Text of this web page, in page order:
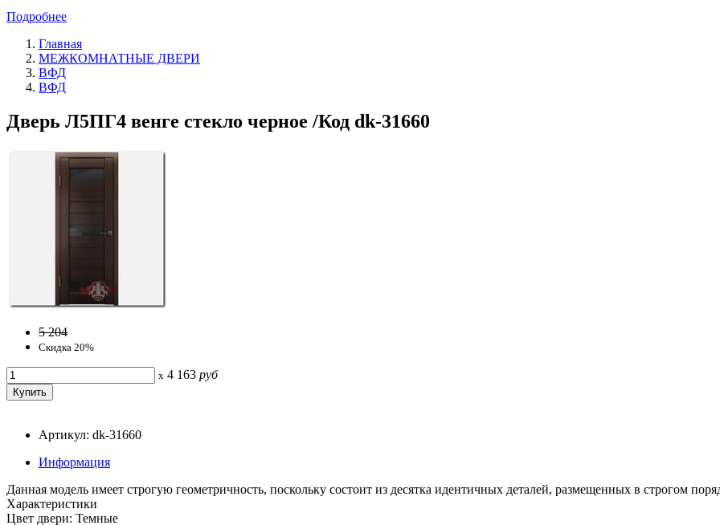
Подробнее
Главная
МЕЖКОМНАТНЫЕ ДВЕРИ
ВФД
ВФД
Дверь Л5ПГ4 венге стекло черное /Код dk-31660
5 204
Скидка 20%
x 4 163 руб
Артикул: dk-31660
Информация
Данная модель имеет строгую геометричность, поскольку состоит из десятка идентичных деталей, размещенных в строгом
Характеристики
Цвет двери: Темные